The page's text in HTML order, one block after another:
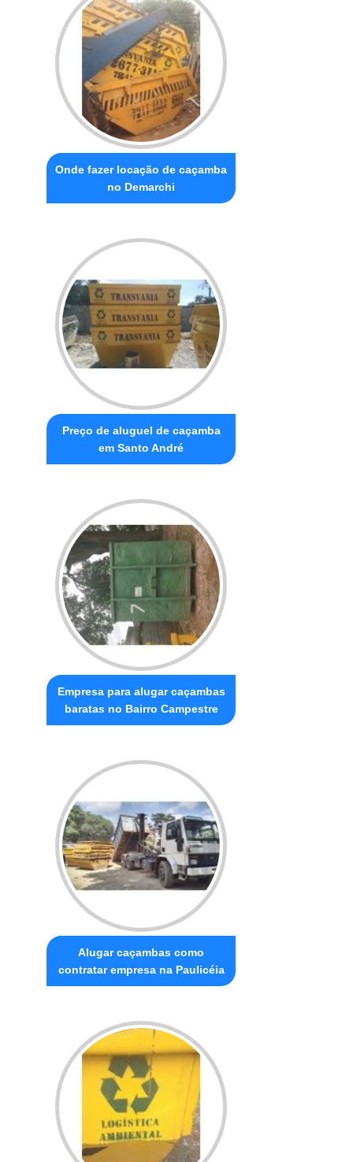
Onde fazer locação de caçamba
no Demarchi
Preço de aluguel de caçamba
em Santo André
Empresa para alugar caçambas
baratas no Bairro Campestre
Alugar caçambas como
contratar empresa na Paulicéia